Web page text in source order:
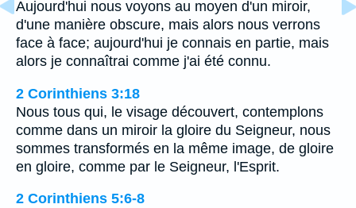
Aujourd'hui nous voyons au moyen d'un miroir,
d'une manière obscure, mais alors nous verrons
face à face; aujourd'hui je connais en partie, mais
alors je connaîtrai comme j'ai été connu.
2 Corinthiens 3:18
Nous tous qui, le visage découvert, contemplons
comme dans un miroir la gloire du Seigneur, nous
sommes transformés en la même image, de gloire
en gloire, comme par le Seigneur, l'Esprit.
2 Corinthiens 5:6-8